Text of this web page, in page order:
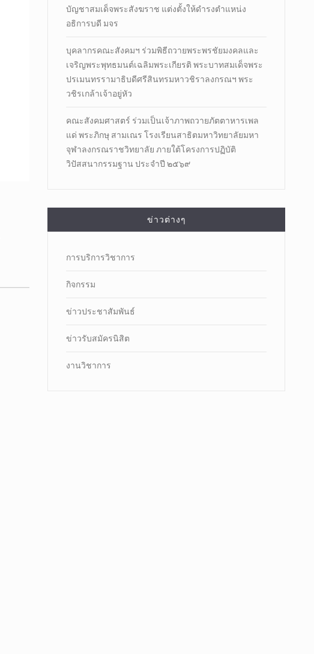
บัญชาสมเด็จพระสังฆราช แต่งตั้งให้ดำรงตำแหน่ง
อธิการบดี มจร
บุคลากรคณะสังคมฯ ร่วมพิธีถวายพระพรชัยมงคลและ
เจริญพระพุทธมนต์เฉลิมพระเกียรติ พระบาทสมเด็จพระ
ปรเมนทรรามาธิบดีศรีสินทรมหาวชิราลงกรณฯ พระ
วชิรเกล้าเจ้าอยู่หัว
คณะสังคมศาสตร์ ร่วมเป็นเจ้าภาพถวายภัตตาหารเพล
แด่ พระภิกษุ สามเณร โรงเรียนสาธิตมหาวิทยาลัยมหา
จุฬาลงกรณราชวิทยาลัย ภายใต้โครงการปฏิบัติ
วิปัสสนากรรมฐาน ประจำปี ๒๕๖๙
ข่าวต่างๆ
การบริการวิชาการ
กิจกรรม
ข่าวประชาสัมพันธ์
ข่าวรับสมัครนิสิต
งานวิชาการ